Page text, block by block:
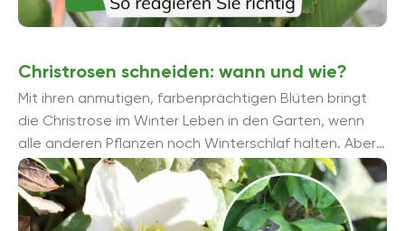
Christrosen schneiden: wann und wie?
Mit ihren anmutigen, farbenprächtigen Blüten bringt
die Christrose im Winter Leben in den Garten, wenn
alle anderen Pflanzen noch Winterschlaf halten. Aber
müssen diese Schmuckstücke auch ...